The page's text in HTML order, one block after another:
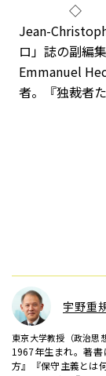
◇
Jean-
ロ」誌の副編
Emmanuel
者。『独裁者
宇野重
東京大学教授（政治思
1967年生まれ。著
方』『保守主義とは